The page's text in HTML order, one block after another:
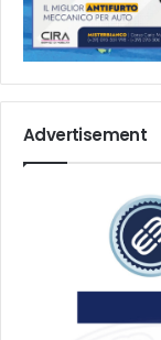
Advertisement